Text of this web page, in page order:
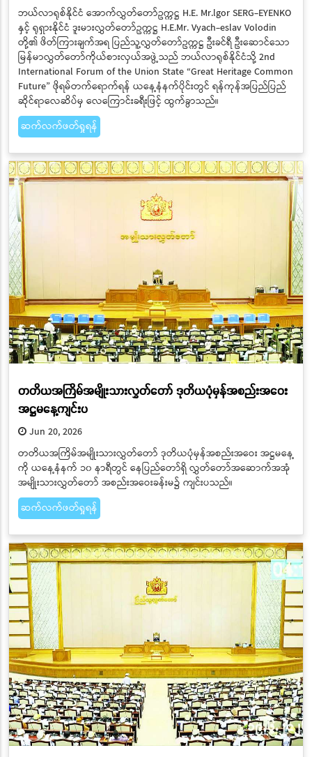
ဘယ်လာရုစ်နိုင်ငံ အောက်လွှတ်တော်ဥက္ကဋ္ဌ H.E. Mr.lgor SERG-EYENKO
နှင့် ရုရှားနိုင်ငံ ဒူးမားလွှတ်တော်ဥက္ကဋ္ဌ H.E.Mr. Vyach-eslav Volodin
တို့၏ ဖိတ်ကြားချက်အရ ပြည်သူ့လွှတ်တော်ဥက္ကဋ္ဌ ဦးခင်ရီ ဦးဆောင်သော
မြန်မာလွှတ်တော်ကိုယ်စားလှယ်အဖွဲ့သည် ဘယ်လာရုစ်နိုင်ငံသို့ 2nd
International Forum of the Union State “Great Heritage Common
Future” ဖိုရမ်တက်ရောက်ရန် ယနေ့နံနက်ပိုင်းတွင် ရန်ကုန်အပြည်ပြည်
ဆိုင်ရာလေဆိပ်မှ လေကြောင်းခရီးဖြင့် ထွက်ခွာသည်။
ဆက်လက်ဖတ်ရှုရန်
တတိယအကြိမ်အမျိုးသားလွှတ်တော် ဒုတိယပုံမှန်အစည်းအဝေး
အဋ္ဌမနေ့ကျင်းပ
Jun 20, 2026
တတိယအကြိမ်အမျိုးသားလွှတ်တော် ဒုတိယပုံမှန်အစည်းအဝေး အဋ္ဌမနေ့
ကို ယနေ့နံနက် ၁၀ နာရီတွင် နေပြည်တော်ရှိ လွှတ်တော်အဆောက်အအုံ
အမျိုးသားလွှတ်တော် အစည်းအဝေးခန်းမ၌ ကျင်းပသည်။
ဆက်လက်ဖတ်ရှုရန်